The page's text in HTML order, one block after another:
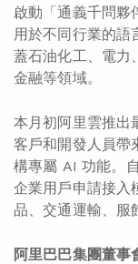
啟動「通義千問夥
用於不同行業的語
蓋石油化工、電力
金融等領域。
本月初阿里雲推出
客戶和開發人員帶
構專屬 AI 功能。
企業用戶申請接入
品、交通運輸、服
阿里巴巴集團董事